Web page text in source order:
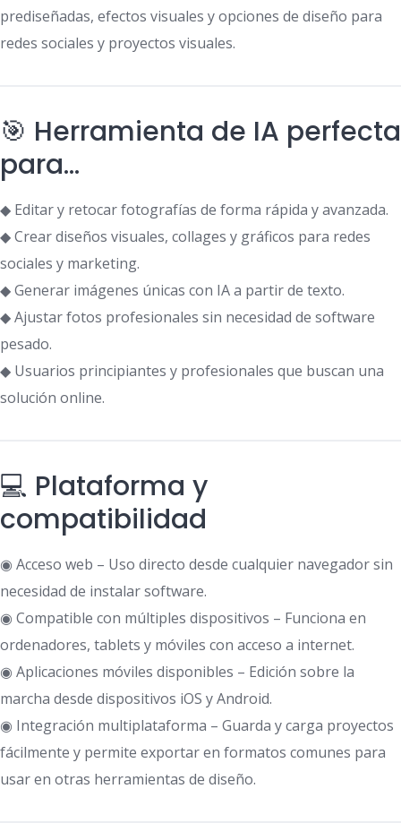
prediseñadas, efectos visuales y opciones de diseño para
redes sociales y proyectos visuales.
🎯 Herramienta de IA perfecta
para…
◆ Editar y retocar fotografías de forma rápida y avanzada.
◆ Crear diseños visuales, collages y gráficos para redes
sociales y marketing.
◆ Generar imágenes únicas con IA a partir de texto.
◆ Ajustar fotos profesionales sin necesidad de software
pesado.
◆ Usuarios principiantes y profesionales que buscan una
solución online.
💻 Plataforma y
compatibilidad
◉ Acceso web – Uso directo desde cualquier navegador sin
necesidad de instalar software.
◉ Compatible con múltiples dispositivos – Funciona en
ordenadores, tablets y móviles con acceso a internet.
◉ Aplicaciones móviles disponibles – Edición sobre la
marcha desde dispositivos iOS y Android.
◉ Integración multiplataforma – Guarda y carga proyectos
fácilmente y permite exportar en formatos comunes para
usar en otras herramientas de diseño.